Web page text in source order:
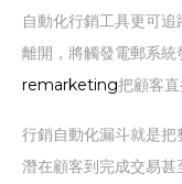
自動化行銷工具更可
離開，將觸發電郵系統
remarketing把顧客直
行銷自動化漏斗就是把
潛在顧客到完成交易